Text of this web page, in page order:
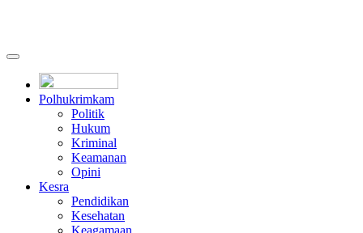
Polhukrimkam
Politik
Hukum
Kriminal
Keamanan
Opini
Kesra
Pendidikan
Kesehatan
Keagamaan